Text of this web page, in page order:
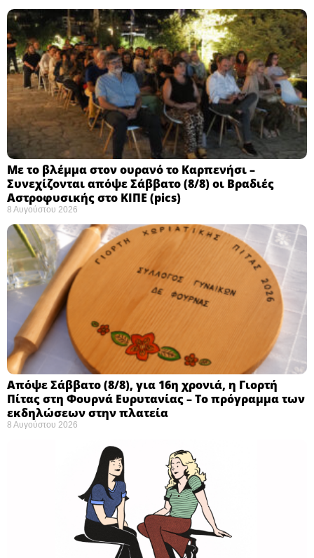
Με το βλέμμα στον ουρανό το Καρπενήσι –
Συνεχίζονται απόψε Σάββατο (8/8) οι Βραδιές
Αστροφυσικής στο ΚΙΠΕ (pics)
8 Αυγούστου 2026
Απόψε Σάββατο (8/8), για 16η χρονιά, η Γιορτή
Πίτας στη Φουρνά Ευρυτανίας – Το πρόγραμμα των
εκδηλώσεων στην πλατεία
8 Αυγούστου 2026